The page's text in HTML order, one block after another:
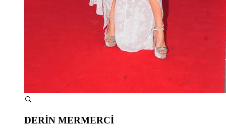
DERİN MERMERCİ